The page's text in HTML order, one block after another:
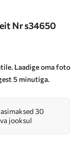
Nr s34650
Laadige oma foto
5 minutiga.
30
jooksul